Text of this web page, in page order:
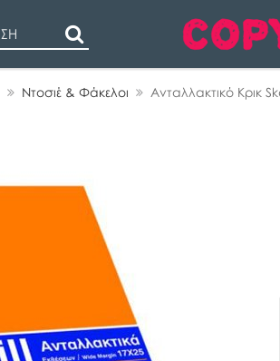
Ντοσιέ & Φάκελοι Ανταλλακτικό Κρικ